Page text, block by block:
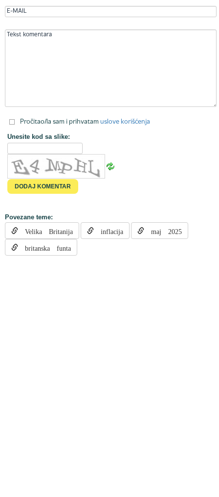
Pročitao/la sam i prihvatam uslove korišćenja
Unesite kod sa slike:
Povezane teme:
Velika Britanija inflacija maj 2025
britanska funta